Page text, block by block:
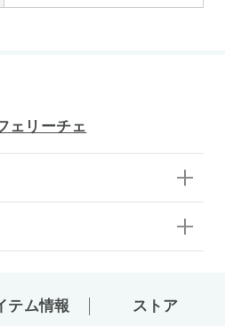
ェリーチェ
テム情報 ストア